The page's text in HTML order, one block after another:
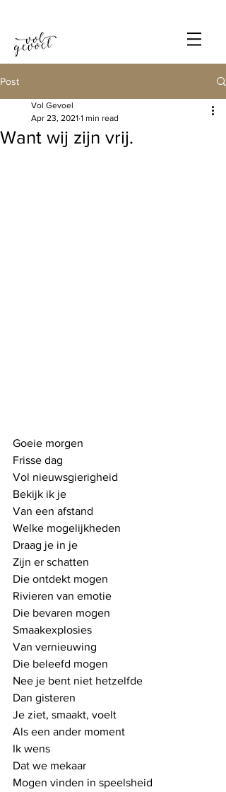
Post
Want wij zijn vrij.
Vol Gevoel
Apr 23, 2021 1 min read
Goeie morgen
Frisse dag
Vol nieuwsgierigheid
Bekijk ik je
Van een afstand
Welke mogelijkheden
Draag je in je
Zijn er schatten
Die ontdekt mogen
Rivieren van emotie
Die bevaren mogen
Smaakexplosies
Van vernieuwing
Die beleefd mogen
Nee je bent niet hetzelfde
Dan gisteren
Je ziet, smaakt, voelt
Als een ander moment
Ik wens
Dat we mekaar
Mogen vinden in speelsheid